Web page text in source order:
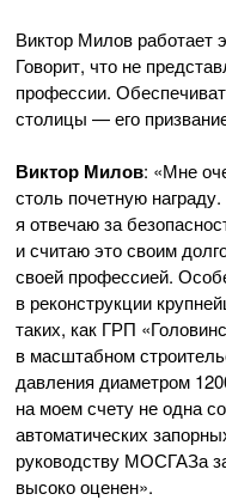
Виктор Милов работает
Говорит, что не
профессии.
столицы — его
Виктор Милов: «Мне
столь почетную
я отвечаю за
и считаю это своим
своей профессией.
в реконструкции
таких, как ГРП
в масштабном
давления диаметром
на моем счету не одна
автоматических
руководству МОСГАЗа
высоко оценен».